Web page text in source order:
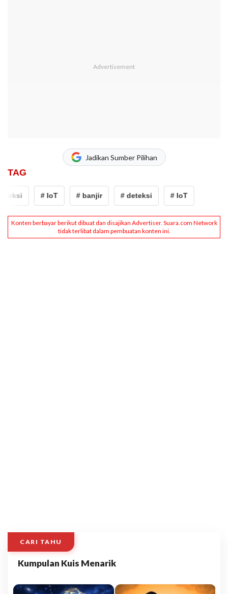
Jadikan Sumber Pilihan
TAG
# IoT # banjir # deteksi # IoT
CARI TAHU
Kumpulan Kuis Menarik